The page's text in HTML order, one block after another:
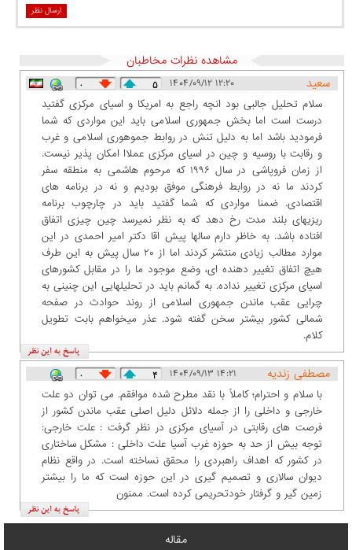
ارسال نظر
مشاهده نظرات مخاطبان
سعید
۵ ۰ ۱۴۰۴/۰۹/۱۲ ۱۲:۲۰
سلام تحلیل جالبی بود انچه راجع به امریکا و اسیای مرکزی گفتید
درست است اما بخش جمهوری اسلامی باید این مواردی که شما
فرمودید باشد اما به دلیل تنش در روابط جموهوری اسلامی و غرب
و رقابت با روسیه و چین در اسیای مرکزی عملاا امکان پذیر نیست.
از زمان فروپاشی در سال ۱۹۹۶ که مرحوم هاشمی به منطقه سفر
کردند ما نه در روابط فرهنگی موفق بودیم و نه در برنامه های
اقتصادی. ضمنا مواردی که شما گفتید باید در چارچوب برنامه
ریزیهای بلند مدت رخ دهد که به نظر نمیرسد چین چیزی اتفاق
افتاده باشد. به خاظر دارم سالها پیش اقا دکتر امیر احمدی در این
موارد مطالب زیادی منتشر کردند اما از ۲۰ سال پیش به این طرف
هیچ اتفاق تغییر دهنده ای، وضع موجود ما را در مقابل کشورهای
اسیای مرکزی تغییر نداده. به گمانم باید در تحلیلهایی این چنینی به
چرایی عقب ماندن جمهوری اسلامی از روند حوادث در صفحه
شمالی کشور بیشتر سخن گفته شود. عذر میخواهم بابت تطویل
کلام.
مصطفی زندیه ۴ ۰ ۱۴۰۴/۰۹/۱۳ ۱۴:۲۱
با سلام و احترام؛ کاملاً با نقد مطرح شده موافقم. می توان دو علت
خارجی و داخلی را از جمله دلائل دلیل اصلی عقب ماندن کشور از
فرصت های رقابتی در آسیای مرکزی در نظر گرفت : علت خارجی:
توجه بیش از حد به حوزه غرب آسیا علت داخلی : مشکل ساختاری
در کشور که اهداف راهبردی را محقق نساخته است. در واقع نظام
دیوان سالاری و تصمیم گیری در این حوزه است که ما را بیشتر
زمین گیر و گرفتار خودتحریمی کرده است. ممنون
مقاله